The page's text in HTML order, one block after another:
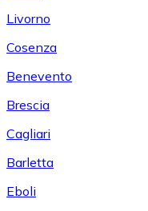
Livorno
Cosenza
Benevento
Brescia
Cagliari
Barletta
Eboli